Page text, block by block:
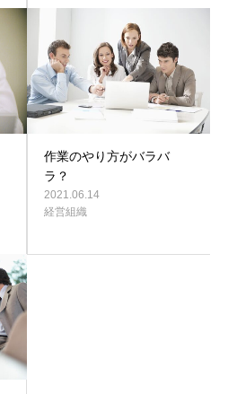
作業のやり方がバラバ
ラ？
2021.06.14
経営組織